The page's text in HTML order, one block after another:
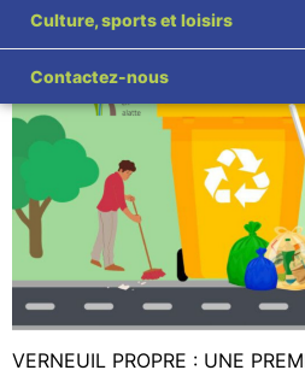
Culture, sports et loisirs
Contactez-nous
VERNEUIL PROPRE : UNE